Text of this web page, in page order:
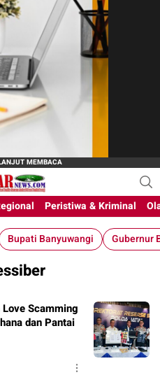
News
online
Peristiwa & Kriminal
Bupati Banyuwangi Gubernur
Scamming
dan Pantai